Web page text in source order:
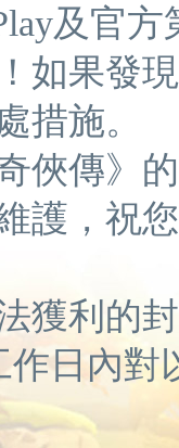
及官
如果發
措施。
俠傳》
護，祝
獲利的
作日內